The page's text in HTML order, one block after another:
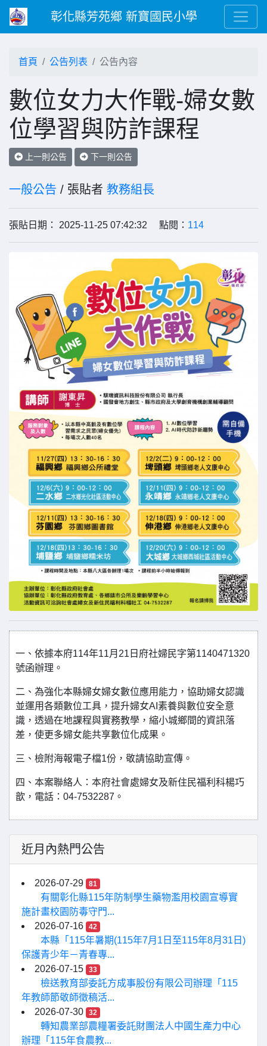
彰化縣芳苑鄉 新寶國民小學
首頁 公告列表 公告內容
數位女力大作戰-婦女數
位學習與防詐課程
上一則公告 下一則公告
一般公告 / 張貼者 教務組長
張貼日期： 2025-11-25 07:42:32 點閱： 114
一、依據本府114年11月21日府社婦民字第1140471320
號函辦理。
二、為強化本縣婦女婦女數位應用能力，協助婦女認識
並運用各類數位工具，提升婦女AI素養與數位安全意
識，透過在地課程與實務教學，縮小城鄉間的資訊落
差，使更多婦女能共享數位化成果。
三、檢附海報電子檔1份，敬請協助宣傳。
四、本案聯絡人：本府社會處婦女及新住民福利科楊巧
歆，電話：04-7532287。
近月內熱門公告
2026-07-29 81
有關彰化縣115年防制學生藥物濫用校園宣導實
施計畫校園防毒守門...
2026-07-16
42
本縣「115年暑期(115年7月1日至115年8月31日)
保護青少年－青春專...
2026-07-15
33
檢送教育部委託方成事股份有限公司辦理「115
年教師節敬師徵稿活...
2026-07-30
32
轉知農業部農糧署委託財團法人中國生產力中心
辦理「115年食農教...